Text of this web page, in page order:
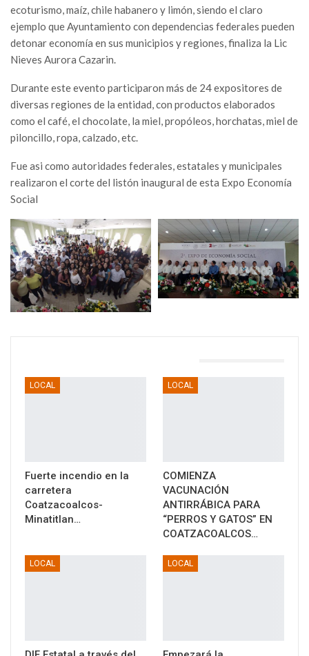
ecoturismo, maíz, chile habanero y limón, siendo el claro
ejemplo que Ayuntamiento con dependencias federales pueden
detonar economía en sus municipios y regiones, finaliza la Lic
Nieves Aurora Cazarin.
Durante este evento participaron más de 24 expositores de
diversas regiones de la entidad, con productos elaborados
como el café, el chocolate, la miel, propóleos, horchatas, miel de
piloncillo, ropa, calzado, etc.
Fue asi como autoridades federales, estatales y municipales
realizaron el corte del listón inaugural de esta Expo Economía
Social
LOCAL
Fuerte incendio en la
carretera
Coatzacoalcos-
Minatitlan…
LOCAL
COMIENZA
VACUNACIÓN
ANTIRRÁBICA PARA
“PERROS Y GATOS” EN
COATZACOALCOS…
LOCAL LOCAL